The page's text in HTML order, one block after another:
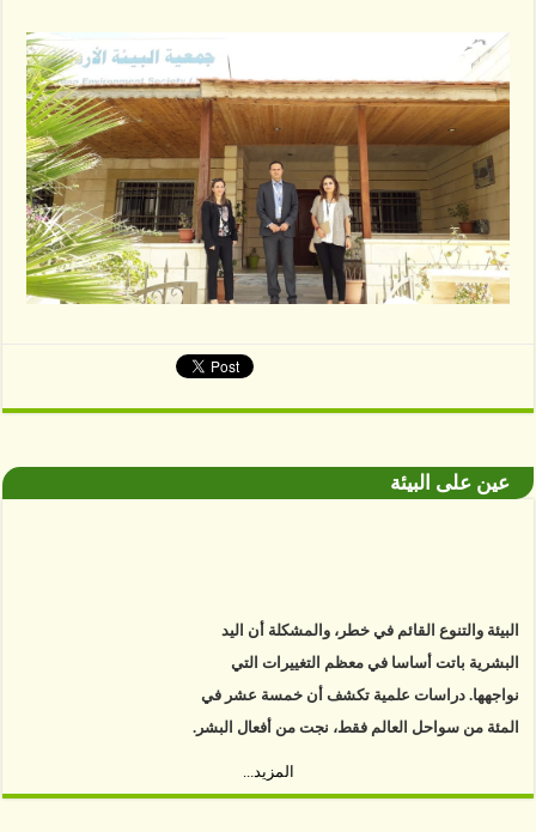
عين على البيئة
البيئة والتنوع القائم في خطر، والمشكلة أن اليد
البشرية باتت أساسا في معظم التغييرات التي
نواجهها. دراسات علمية تكشف أن خمسة عشر في
المئة من سواحل العالم فقط، نجت من أفعال البشر.
المزيد...